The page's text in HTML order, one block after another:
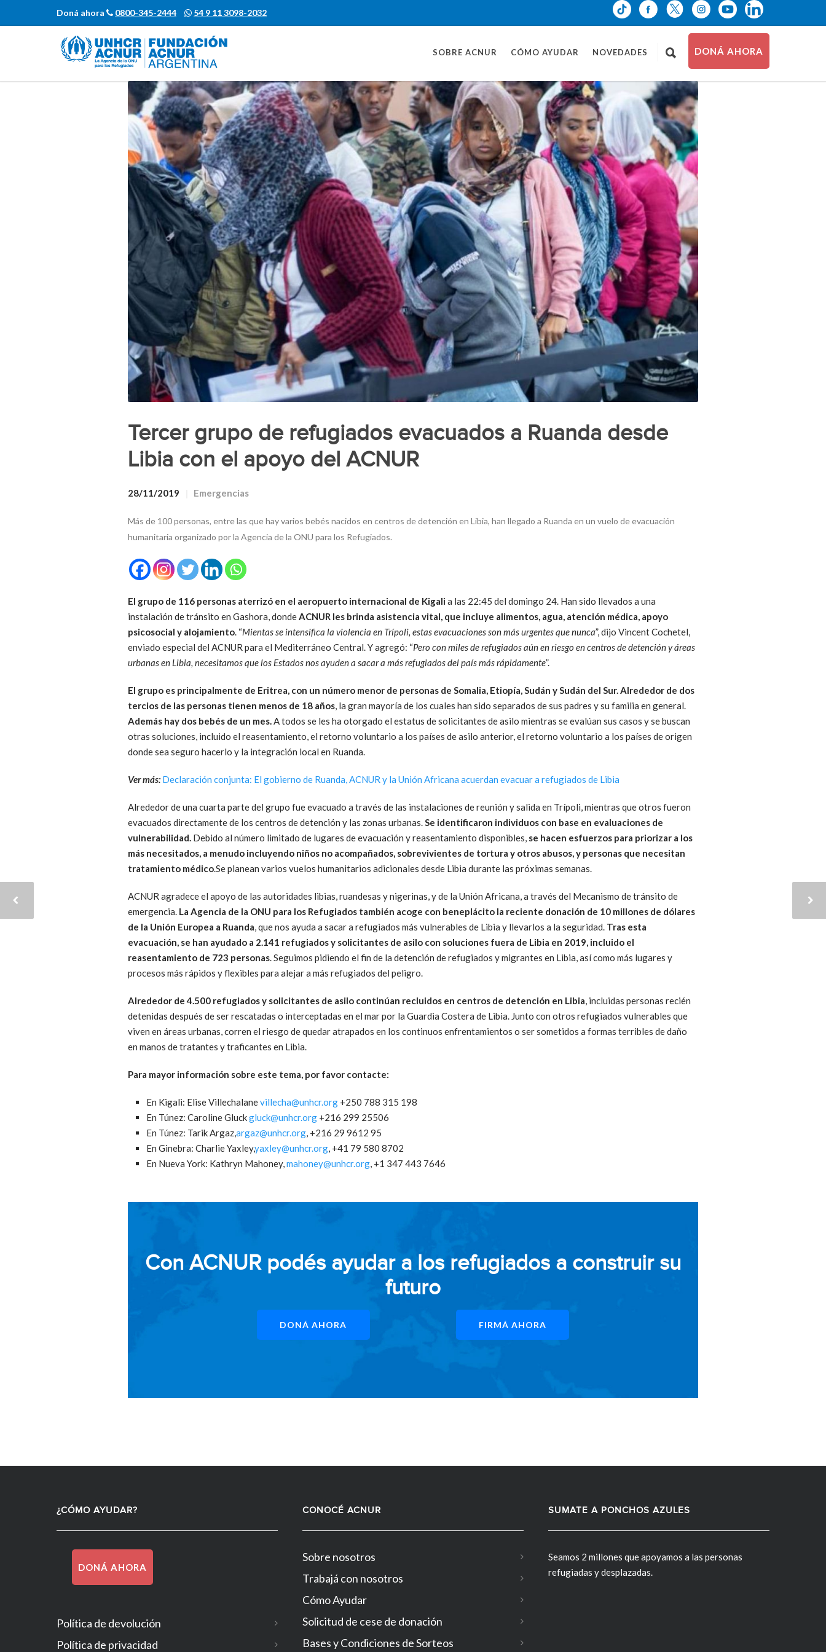
Doná ahora 0800-345-2444 54 9 11 3098-2032
DONÁ AHORA
SOBRE ACNUR CÓMO AYUDAR NOVEDADES
Tercer grupo de refugiados evacuados a Ruanda desde
Libia con el apoyo del ACNUR
28/11/2019 Emergencias
Más de 100 personas, entre las que hay varios bebés nacidos en centros de detención en Libia, han llegado a Ruanda en un vuelo de evacuación
humanitaria organizado por la Agencia de la ONU para los Refugiados.
El grupo de 116 personas aterrizó en el aeropuerto internacional de Kigalia las 22:45 del domingo 24. Han sido llevados a una
instalación de tránsito en Gashora, dondeACNUR les brinda asistencia vital, que incluye alimentos, agua, atención médica, apoyo
psicosocial y alojamiento. “Mientas se intensifica la violencia en Trípoli, estas evacuaciones son más urgentes que nunca”, dijo Vincent Cochetel,
enviado especial del ACNUR para el Mediterráneo Central. Y agregó: “Pero con miles de refugiados aún en riesgo en centros de detención y áreas
urbanas en Libia, necesitamos que los Estados nos ayuden a sacar a más refugiados del país más rápidamente”.
El grupo es principalmente de Eritrea, con un número menor de personas de Somalia, Etiopía, Sudán y Sudán del Sur. Alrededor de dos
tercios de las personas tienen menos de 18 años, la gran mayoría de los cuales han sido separados de sus padres y su familia en general.
Además hay dos bebés de un mes.A todos se les ha otorgado el estatus de solicitantes de asilo mientras se evalúan sus casos y se buscan
otras soluciones, incluido el reasentamiento, el retorno voluntario a los países de asilo anterior, el retorno voluntario a los países de origen
donde sea seguro hacerlo y la integración local en Ruanda.
Ver más: Declaración conjunta: El gobierno de Ruanda, ACNUR y la Unión Africana acuerdan evacuar a refugiados de Libia
Alrededor de una cuarta parte del grupo fue evacuado a través de las instalaciones de reunión y salida en Trípoli, mientras que otros fueron
evacuados directamente de los centros de detención y las zonas urbanas.Se identificaron individuos con base en evaluaciones de
vulnerabilidad. Debido al número limitado de lugares de evacuación y reasentamiento disponibles, se hacen esfuerzos para priorizar a los
más necesitados, a menudo incluyendo niños no acompañados, sobrevivientes de tortura y otros abusos, y personas que necesitan
tratamiento médico.Se planean varios vuelos humanitarios adicionales desde Libia durante las próximas semanas.
ACNUR agradece el apoyo de las autoridades libias, ruandesas y nigerinas, y de la Unión Africana, a través del Mecanismo de tránsito de
emergencia. La Agencia de la ONU para los Refugiados también acoge con beneplácito la reciente donación de 10 millones de dólares
de la Unión Europea a Ruanda, que nos ayuda a sacar a refugiados más vulnerables de Libia y llevarlos a la seguridad. Tras esta
evacuación, se han ayudado a 2.141 refugiados y solicitantes de asilo con soluciones fuera de Libia en 2019, incluido el
reasentamiento de 723 personas. Seguimos pidiendo el fin de la detención de refugiados y migrantes en Libia, así como más lugares y
procesos más rápidos y flexibles para alejar a más refugiados del peligro.
Alrededor de 4.500 refugiados y solicitantes de asilo continúan recluidos en centros de detención en Libia, incluidas personas recién
detenidas después de ser rescatadas o interceptadas en el mar por la Guardia Costera de Libia. Junto con otros refugiados vulnerables que
viven en áreas urbanas, corren el riesgo de quedar atrapados en los continuos enfrentamientos o ser sometidos a formas terribles de daño
en manos de tratantes y traficantes en Libia.
Para mayor información sobre este tema, por favor contacte:
En Kigali: Elise Villechalanevillecha@unhcr.org +250 788 315 198
En Túnez: Caroline Gluckgluck@unhcr.org +216 299 25506
En Túnez: Tarik Argaz,argaz@unhcr.org, +216 29 9612 95
En Ginebra: Charlie Yaxley,yaxley@unhcr.org, +41 79 580 8702
En Nueva York: Kathryn Mahoney,mahoney@unhcr.org, +1 347 443 7646
Con ACNUR podés ayudar a los refugiados a construir su
futuro
DONÁ AHORA FIRMÁ AHORA
¿CÓMO AYUDAR?
DONÁ AHORA
Política de devolución
Política de privacidad
CONOCÉ ACNUR
Sobre nosotros
Trabajá con nosotros
Cómo Ayudar
Solicitud de cese de donación
Bases y Condiciones de Sorteos
SUMATE A PONCHOS AZULES
Seamos 2 millones que apoyamos a las personas
refugiadas y desplazadas.